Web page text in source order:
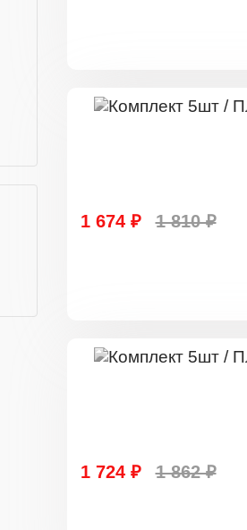
1 674 ₽ 1 810 ₽
1 724 ₽ 1 862 ₽